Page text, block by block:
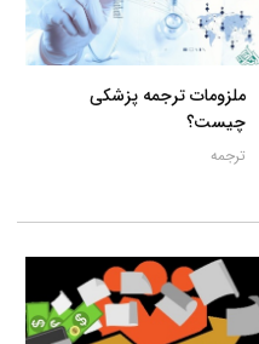
ملزومات ترجمه پزشکی
چیست؟
ترجمه